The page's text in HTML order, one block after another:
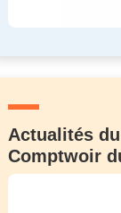
Actualités
Comptwoir